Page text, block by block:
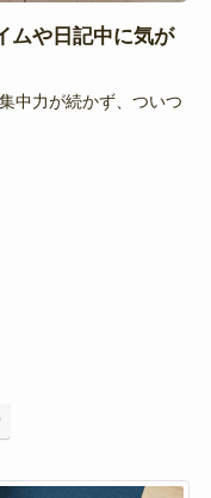
ムや日記中に気が
中力が続かず、ついつ